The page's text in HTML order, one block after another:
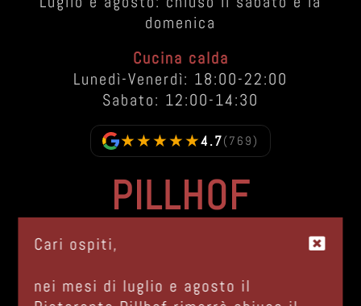
Cari ospiti,
nei mesi di luglio e agosto il
PILLHOF
I-39057 Frangarto - Appiano (BZ)
domenica
Cucina calda
Lunedì-Venerdì: 18:00-22:00
Sabato: 12:00-14:30
★★★★★4.7(769)